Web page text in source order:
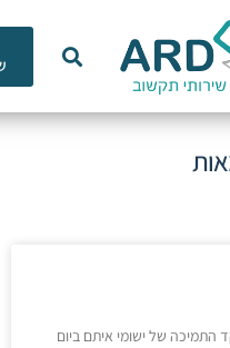
של ישומי איתם ביום